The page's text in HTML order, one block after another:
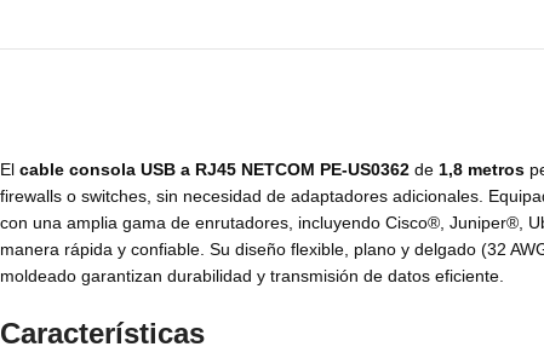
El cable consola USB a RJ45 NETCOM PE-US0362 de 1,8 metros
firewalls o switches, sin necesidad de adaptadores adicionales.
con una amplia gama de enrutadores, incluyendo Cisco®, Juniper®,
manera rápida y confiable. Su diseño flexible, plano y delgado (32
moldeado garantizan durabilidad y transmisión de datos eficiente.
Características